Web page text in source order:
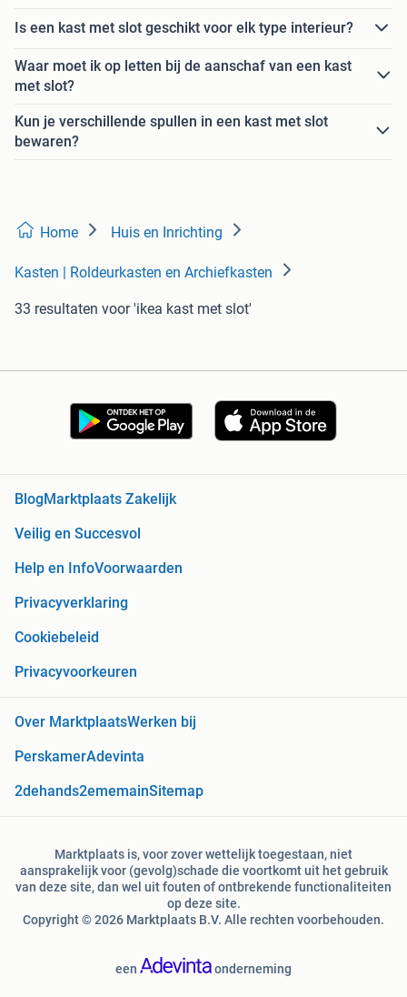
Is een kast met slot geschikt voor elk type interieur?
Waar moet ik op letten bij de aanschaf van een kast
met slot?
Kun je verschillende spullen in een kast met slot
bewaren?
Home Huis en Inrichting
Kasten | Roldeurkasten en Archiefkasten
33 resultaten voor 'ikea kast met slot'
BlogMarktplaats Zakelijk
Veilig en Succesvol
Help en InfoVoorwaarden
Privacyverklaring
Cookiebeleid
Privacyvoorkeuren
Over MarktplaatsWerken bij
PerskamerAdevinta
2dehands2ememainSitemap
Marktplaats is, voor zover wettelijk toegestaan, niet
aansprakelijk voor (gevolg)schade die voortkomt uit het gebruik
van deze site, dan wel uit fouten of ontbrekende functionaliteiten
op deze site.
Copyright © 2026 Marktplaats B.V. Alle rechten voorbehouden.
een onderneming